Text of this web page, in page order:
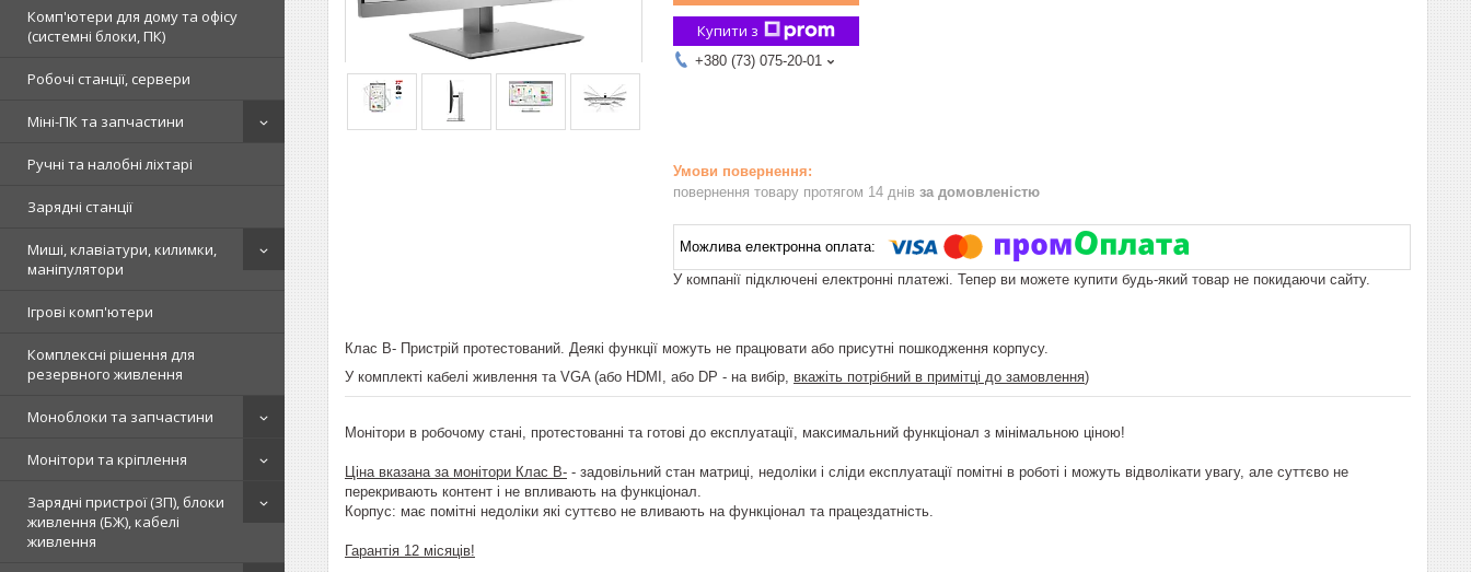
Комп'ютери для дому та офісу
(системні блоки, ПК)
Робочі станції, сервери
Міні-ПК та запчастини
Ручні та налобні ліхтарі
Зарядні станції
Миші, клавіатури, килимки,
маніпулятори
Ігрові комп'ютери
Комплексні рішення для
резервного живлення
Моноблоки та запчастини
Монітори та кріплення
Зарядні пристрої (ЗП), блоки
живлення (БЖ), кабелі
живлення
Купити з
+380 (73) 075-20-01
повернення товару протягом 14 днів за домовленістю
У компанії підключені електронні платежі. Тепер ви можете купити будь-який товар не покидаючи сайту.
Клас B- Пристрій протестований. Деякі функції можуть не працювати або присутні пошкодження корпусу.
У комплекті кабелі живлення та VGA (або HDMI, або DP - на вибір, вкажіть потрібний в примітці до замовлення)
Монітори в робочому стані, протестованні та готові до експлуатації, максимальний функціонал з мінімальною ціною!
Ціна вказана за монітори Клас B- - задовільний стан матриці, недоліки і сліди експлуатації помітні в роботі і можуть відволікати увагу, але суттєво не
перекривають контент і не впливають на функціонал.
Корпус: має помітні недоліки які суттєво не вливають на функціонал та працездатність.
Гарантія 12 місяців!